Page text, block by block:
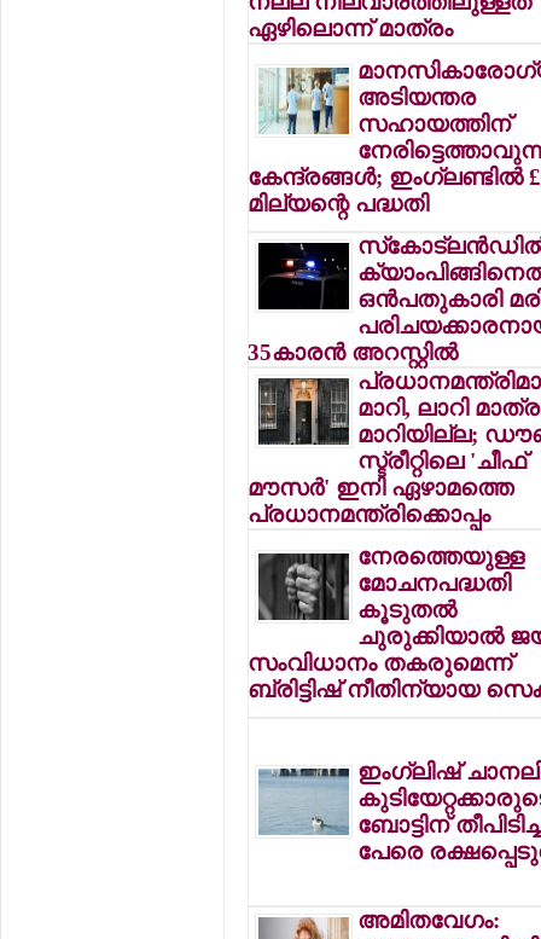
ഏഴിലൊന്ന് മാത്രം
അടിയന്തര
സഹായത്തിന്
കേന്ദ്രങ്ങള്‍; ഇംഗ്ലണ്ടില്‍
മില്യന്റെ പദ്ധതി
ഒന്‍പതുകാരി
35കാരന്‍ അറസ്റ്റില്‍
മാറി, ലാറി
മാറിയില്ല;
സ്ട്രീറ്റിലെ 'ചീഫ്
മൗസര്‍' ഇനി ഏഴാമത്തെ
പ്രധാനമന്ത്രിക്കൊപ്പം
നേരത്തെയുള്ള
മോചനപദ്ധതി
കൂടുതല്‍
ചുരുക്കിയാല്‍
സംവിധാനം തകരുമെന്ന്
ബ്രിട്ടിഷ് നീതിന്യായ
ഇംഗ്ലിഷ്
ബോട്ടിന്
പേരെ
അമിതവേഗം: